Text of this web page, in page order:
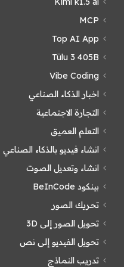
MCP
Top AI App
Tülu 3 405B
Vibe Coding
اخبار الذكاء الصناعي
التجارة الاجتماعية
التعلم العميق
انشاء فيديو بالذكاء الصناعي
انشاء وتعديل الصوت
بينكود BeInCode
تحريك الصور
تحويل الصور إلى 3D
تحويل الفيديو إلى نص
تدريب النماذج